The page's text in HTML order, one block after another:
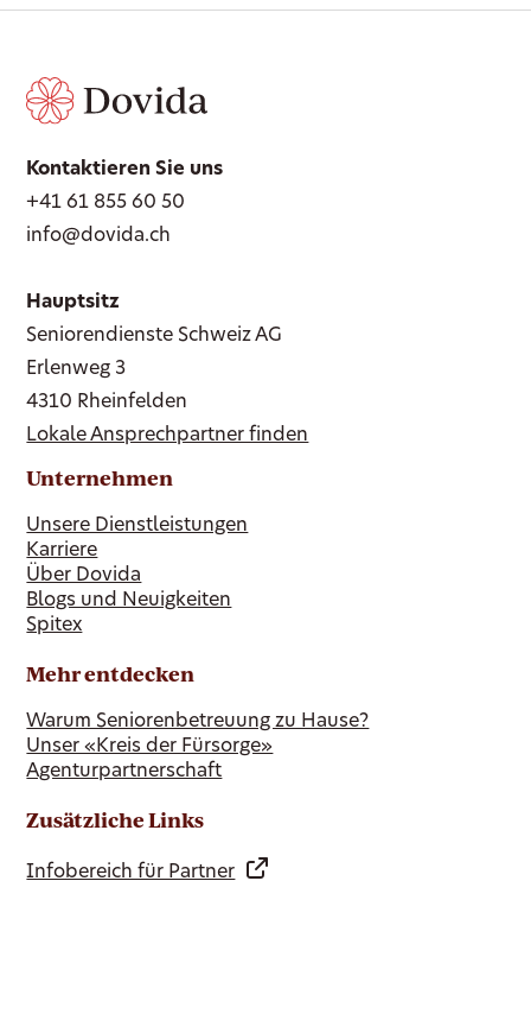
Kontaktieren Sie uns
+41 61 855 60 50
info@dovida.ch
Hauptsitz
Seniorendienste Schweiz AG
Erlenweg 3
4310 Rheinfelden
Lokale Ansprechpartner finden
Unternehmen
Unsere Dienstleistungen
Karriere
Über Dovida
Blogs und Neuigkeiten
Spitex
Mehr entdecken
Warum Seniorenbetreuung zu Hause?
Unser «Kreis der Fürsorge»
Agenturpartnerschaft
Zusätzliche Links
Infobereich für Partner